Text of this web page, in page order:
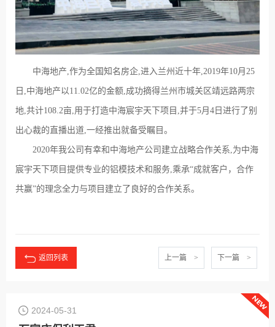
中海地产,作为全国知名房企,进入兰州近十年,2019年10月25
日,中海地产以11.02亿的金额,成功摘得兰州市城关区靖远路两宗
地,共计108.2亩,用于打造中海宸宇天下项目,并于5月4日进行了别
出心裁的直播出道,一经推出就备受瞩目。
2020年我公司有幸和中海地产公司建立战略合作关系,为中海
宸宇天下项目提供专业的铝模技术和服务,乘承“成就客户，合作
共赢”的理念全力与项目建立了良好的合作关系。
返回列表 上一篇 > 下一篇 >
2024-05-31